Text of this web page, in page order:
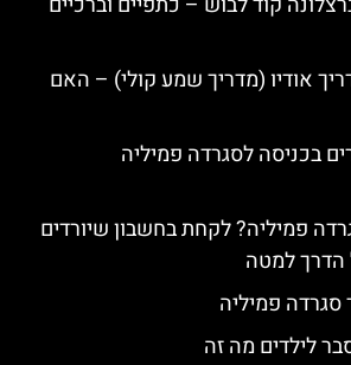
אודיו (מדריך שמע קולי) – האם
בכניסה לסגרדה פמיליה
פמיליה? לקחת בחשבון שיורדים
הדרך למטה
סגרדה פמיליה
לילדים מה זה